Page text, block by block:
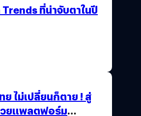
ที่น่าจับตาในปี
ไม่เปลี่ยนก็ตาย ! สู่
ยแพลตฟอร์ม